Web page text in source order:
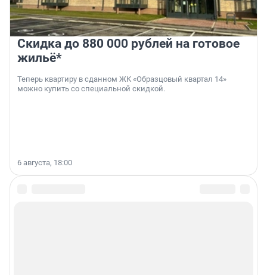
Скидка до 880 000 рублей на готовое
жильё*
Теперь квартиру в сданном ЖК «Образцовый квартал 14»
можно купить со специальной скидкой.
6 августа, 18:00